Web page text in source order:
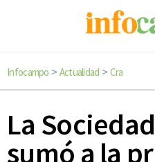
Infocampo > Actualidad > Cra
La
sumó a la